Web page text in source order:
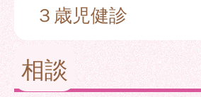
３歳児健診
相談